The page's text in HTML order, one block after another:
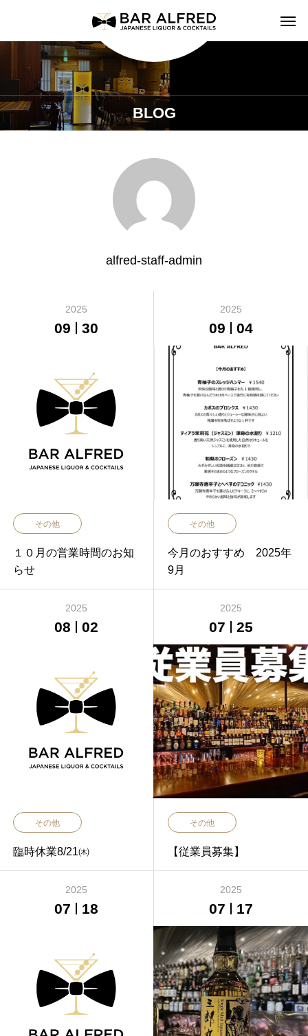
BLOG
alfred-staff-admin
2025
09 30
その他
１０月の営業時間のお知
らせ
2025
09 04
その他
今月のおすすめ 2025年
9月
2025
08 02
その他
臨時休業8/21㈭
2025
07 25
その他
【従業員募集】
2025
07 18
2025
07 17